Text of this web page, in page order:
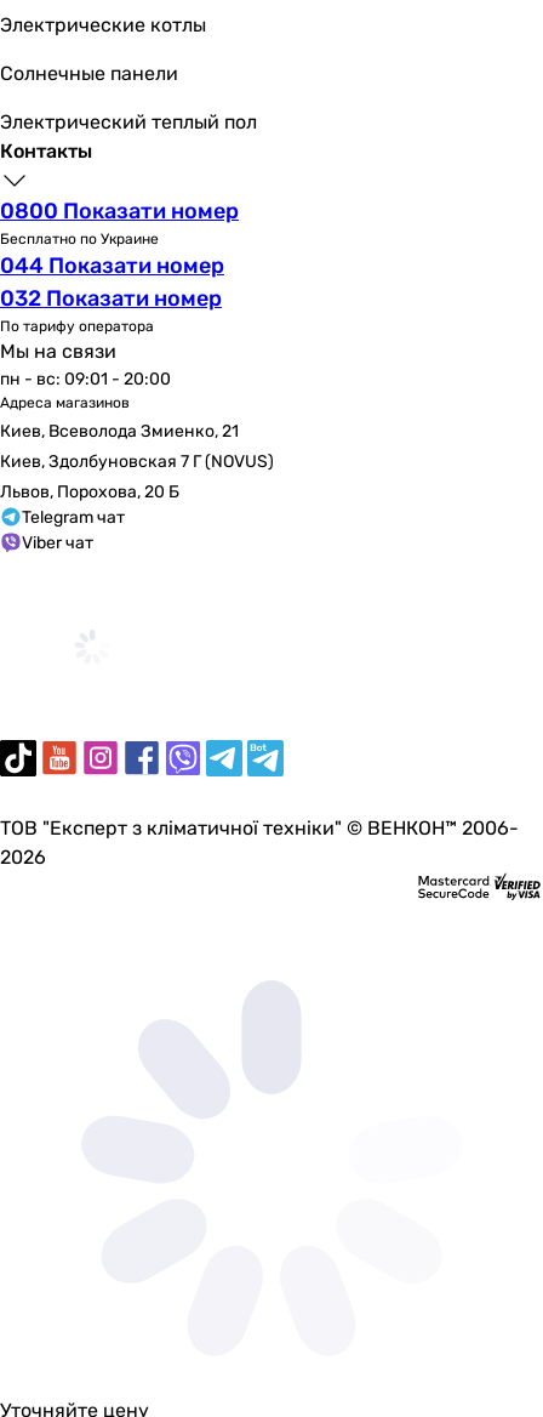
-
60.5 кг
59.5 кг
Гарантия
Гарантия
12 мес.
12 мес.
12 мес.
12 мес.
Сервисное обслуживание
1 раз в 2 года
1 раз в год
1 раз в год
1 раз в год
Примечание
Подробные рекомендации по техническому
Подробные рекомендации по техническому
Подробные рекомендации по техническому
Электрические котлы
Солнечные панели
Электрический теплый пол
Контакты
0800 Показати номер
Бесплатно по Украине
044 Показати номер
032 Показати номер
По тарифу оператора
Мы на связи
пн - вс: 09:01 - 20:00
Адреса магазинов
Киев, Всеволода Змиенко, 21
Киев, Здолбуновская 7 Г (NOVUS)
Львов, Порохова, 20 Б
Telegram чат
Viber чат
ТОВ "Експерт з кліматичної техніки" © ВЕНКОН™ 2006-
2026
Уточняйте цену